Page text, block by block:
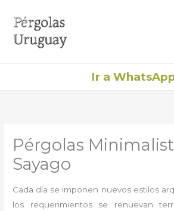
contenido
Ir a
Pérgolas
Sayago
Cada día se imponen nuevos estilos
los requerimientos se renuevan